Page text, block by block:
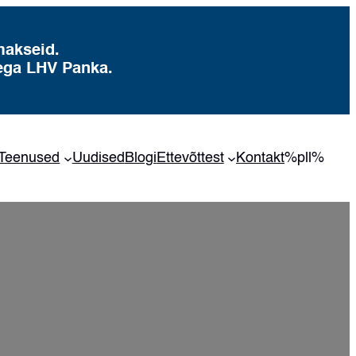
LHV Panka.
Uudised Blogi Ettevõttest Kontakt%pll%